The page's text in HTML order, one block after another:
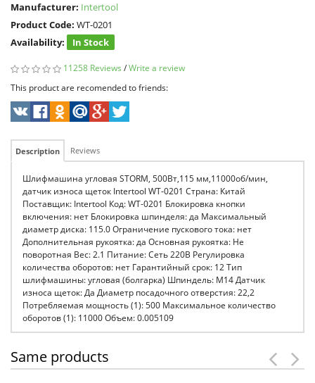
Manufacturer: Intertool
Product Code: WT-0201
Availability:
In Stock
11258 Reviews /Write a review
This product are recomended to friends:
Description Reviews
Шлифмашина угловая STORM, 500Вт,115 мм,11000об/мин,
датчик износа щеток Intertool WT-0201 Страна: Китай
Поставщик: Intertool Код: WT-0201 Блокировка кнопки
включения: нет Блокировка шпинделя: да Максимальный
диаметр диска: 115.0 Ограничение пускового тока: нет
Дополнительная рукоятка: да Основная рукоятка: Не
поворотная Вес: 2.1 Питание: Сеть 220В Регулировка
количества оборотов: нет Гарантийный срок: 12 Тип
шлифмашины: угловая (болгарка) Шпиндель: М14 Датчик
износа щеток: Да Диаметр посадочного отверстия: 22,2
Потребляемая мощность (1): 500 Максимальное количество
оборотов (1): 11000 Объем: 0.005109
Same products